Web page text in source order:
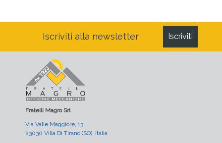
Iscriviti alla newsletter Iscriviti
Fratelli Magro Srl
Via Valle Maggiore, 13
23030 Villa Di Tirano (SO), Italia